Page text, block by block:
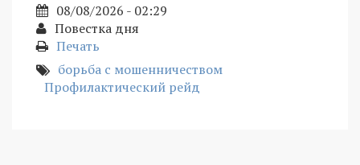
08/08/2026 - 02:29
Повестка дня
Печать
борьба с мошенничеством
Профилактический рейд